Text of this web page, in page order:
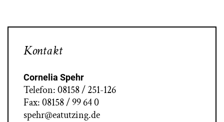
Kontakt
Cornelia Spehr
Telefon: 08158 / 251-126
Fax: 08158 / 99 64 0
spehr@eatutzing.de